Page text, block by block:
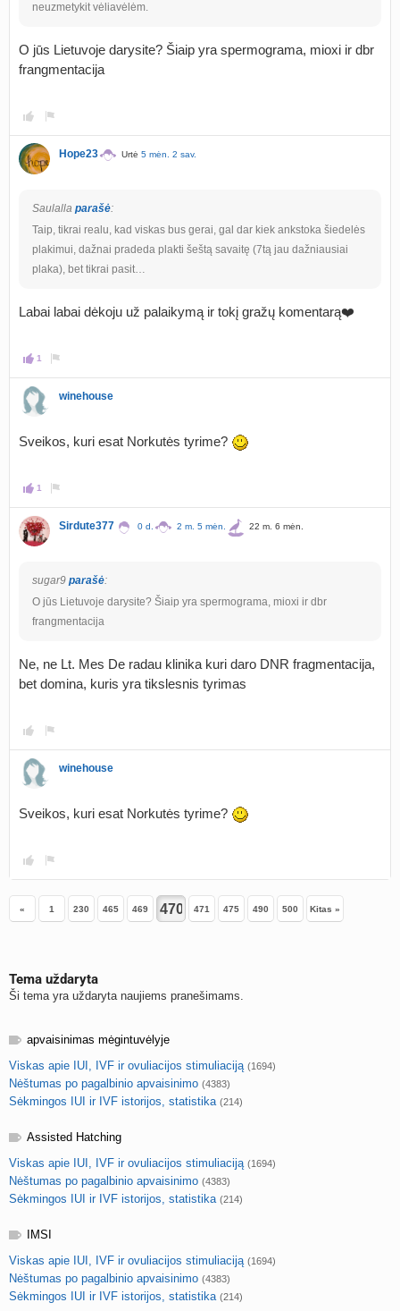
neuzmetykit vėliavėlėm.
O jūs Lietuvoje darysite? Šiaip yra spermograma, mioxi ir dbr
frangmentacija
Hope23 Urtė 5 mėn. 2 sav.
Saulalla parašė:
Taip, tikrai realu, kad viskas bus gerai, gal dar kiek ankstoka šiedelės
plakimui, dažnai pradeda plakti šeštą savaitę (7tą jau dažniausiai
plaka), bet tikrai pasit…
Labai labai dėkoju už palaikymą ir tokį gražų komentarą❤️
1
winehouse
Sveikos, kuri esat Norkutės tyrime?
1
Sirdute377 0 d. 2 m. 5 mėn. 22 m. 6 mėn.
sugar9 parašė:
O jūs Lietuvoje darysite? Šiaip yra spermograma, mioxi ir dbr
frangmentacija
Ne, ne Lt. Mes De radau klinika kuri daro DNR fragmentacija,
bet domina, kuris yra tikslesnis tyrimas
winehouse
Sveikos, kuri esat Norkutės tyrime?
« 1 230 465 469 471 475 490 500 Kitas »
Tema uždaryta
Ši tema yra uždaryta naujiems pranešimams.
apvaisinimas mėgintuvėlyje
Viskas apie IUI, IVF ir ovuliacijos stimuliaciją (1694)
Nėštumas po pagalbinio apvaisinimo (4383)
Sėkmingos IUI ir IVF istorijos, statistika (214)
Assisted Hatching
Viskas apie IUI, IVF ir ovuliacijos stimuliaciją (1694)
Nėštumas po pagalbinio apvaisinimo (4383)
Sėkmingos IUI ir IVF istorijos, statistika (214)
IMSI
Viskas apie IUI, IVF ir ovuliacijos stimuliaciją (1694)
Nėštumas po pagalbinio apvaisinimo (4383)
Sėkmingos IUI ir IVF istorijos, statistika (214)